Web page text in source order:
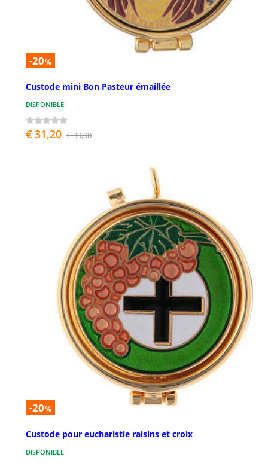
-20%
Custode mini Bon Pasteur émaillée
DISPONIBLE
€ 31,20 € 39,00
-20%
Custode pour eucharistie raisins et croix
DISPONIBLE